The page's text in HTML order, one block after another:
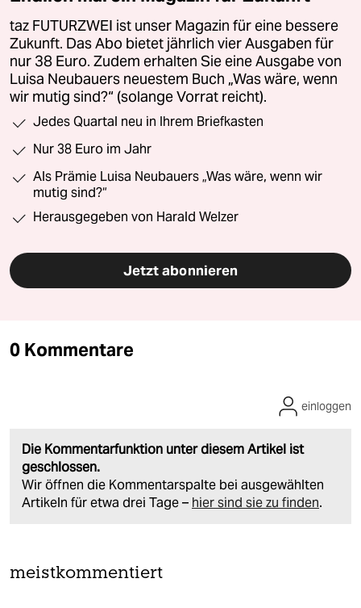
taz FUTURZWEI ist unser Magazin für eine bessere
Zukunft. Das Abo bietet jährlich vier Ausgaben für
nur 38 Euro. Zudem erhalten Sie eine Ausgabe von
Luisa Neubauers neuestem Buch „Was wäre, wenn
wir mutig sind?“ (solange Vorrat reicht).
Jedes Quartal neu in Ihrem Briefkasten
Nur 38 Euro im Jahr
Als Prämie Luisa Neubauers „Was wäre, wenn wir
mutig sind?“
Herausgegeben von Harald Welzer
Jetzt abonnieren
0 Kommentare
Die Kommentarfunktion unter diesem Artikel ist
geschlossen.
Wir öffnen die Kommentarspalte bei ausgewählten
Artikeln für etwa drei Tage – hier sind sie zu finden.
einloggen
meistkommentiert